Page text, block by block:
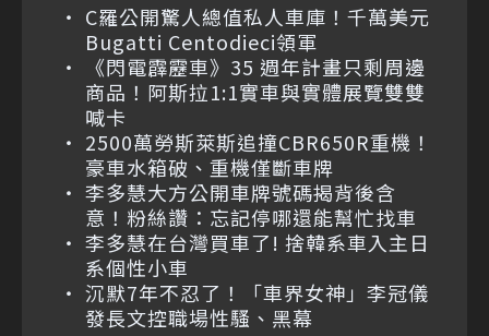
C羅公開驚人總值私人車庫！千萬美元
Bugatti Centodieci領軍
《閃電霹靂車》35 週年計畫只剩周邊
商品！阿斯拉1:1實車與實體展覽雙雙
喊卡
2500萬勞斯萊斯追撞CBR650R重機！
豪車水箱破、重機僅斷車牌
李多慧大方公開車牌號碼揭背後含
意！粉絲讚：忘記停哪還能幫忙找車
李多慧在台灣買車了! 捨韓系車入主日
系個性小車
沉默7年不忍了！「車界女神」李冠儀
發長文控職場性騷、黑幕